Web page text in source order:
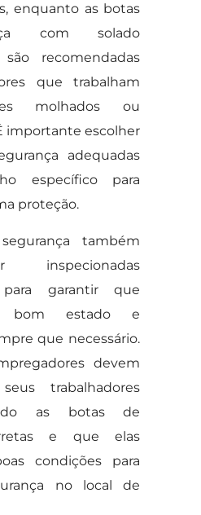
enquanto as botas
com solado
são recomendadas
que trabalham
molhados ou
importante escolher
adequadas
específico para
proteção.
também
para garantir que
bom estado e
que necessário.
devem
trabalhadores
as botas de
e que elas
condições para
no local de